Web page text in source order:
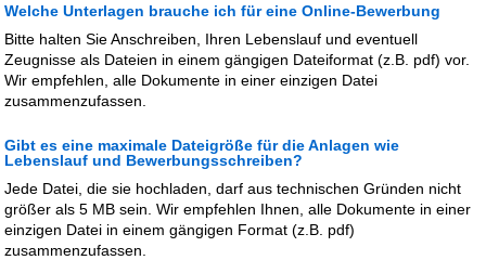
Welche Unterlagen brauche ich für eine Online-Bewerbung
Bitte halten Sie Anschreiben, Ihren Lebenslauf und eventuell
Zeugnisse als Dateien in einem gängigen Dateiformat (z.B. pdf) vor.
Wir empfehlen, alle Dokumente in einer einzigen Datei
zusammenzufassen.
Gibt es eine maximale Dateigröße für die Anlagen wie
Lebenslauf und Bewerbungsschreiben?
Jede Datei, die sie hochladen, darf aus technischen Gründen nicht
größer als 5 MB sein. Wir empfehlen Ihnen, alle Dokumente in einer
einzigen Datei in einem gängigen Format (z.B. pdf)
zusammenzufassen.